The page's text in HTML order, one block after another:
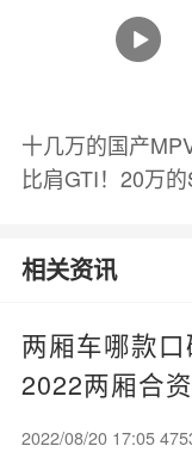
十几万的国产
比肩GTI！20万
相关资讯
两厢车哪款口
2022两厢合
名前十名
2022/08/20 17:05